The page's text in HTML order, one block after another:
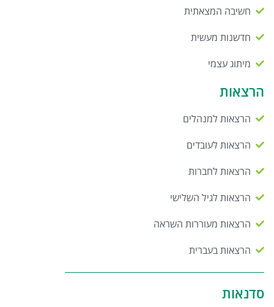
חשיבה המצאתית
חדשנות מעשית
מיתוג עצמי
הרצאות
הרצאות למנהלים
הרצאות לעובדים
הרצאות לחברות
הרצאות לגיל השלישי
הרצאות מעוררות השראה
הרצאות בעברית
סדנאות